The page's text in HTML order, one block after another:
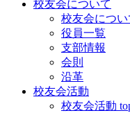
校友会について
校友会につい
役員一覧
支部情報
会則
沿革
校友会活動
校友会活動